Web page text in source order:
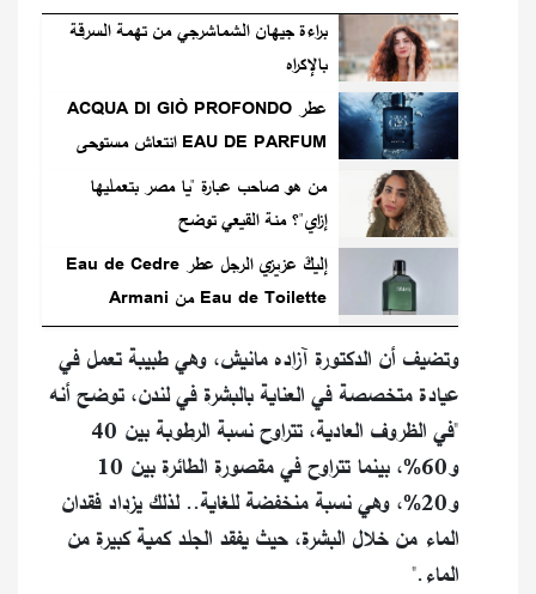
براءة جيهان الشماشرجي من تهمة السرقة
بالإكراه
عطر ACQUA DI GIÒ PROFONDO
EAU DE PARFUM انتعاش مستوحى
من البحر
من هو صاحب عبارة "يا مصر بتعمليها
إزاي"؟ منة القيعي توضح
إليكَ عزيزي الرجل عطر Eau de Cedre
Eau de Toilette من Armani
Beauty
وتضيف أن الدكتورة آزاده مانيش، وهي طبيبة تعمل في
عيادة متخصصة في العناية بالبشرة في لندن، توضح أنه
"في الظروف العادية، تتراوح نسبة الرطوبة بين 40
و60%، بينما تتراوح في مقصورة الطائرة بين 10
و20%، وهي نسبة منخفضة للغاية.. لذلك يزداد فقدان
الماء من خلال البشرة، حيث يفقد الجلد كمية كبيرة من
الماء."